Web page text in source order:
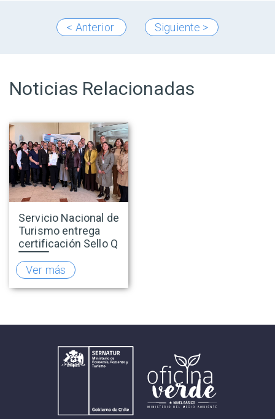
< Anterior Siguiente >
Noticias Relacionadas
Servicio Nacional de
Turismo entrega
certificación Sello Q
a Antay Casino
Hotel de Copiapó
Ver más